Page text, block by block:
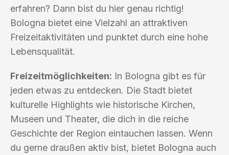
erfahren? Dann bist du hier genau richtig!
Bologna bietet eine Vielzahl an attraktiven
Freizeitaktivitäten und punktet durch eine hohe
Lebensqualität.
Freizeitmöglichkeiten: In Bologna gibt es für
jeden etwas zu entdecken. Die Stadt bietet
kulturelle Highlights wie historische Kirchen,
Museen und Theater, die dich in die reiche
Geschichte der Region eintauchen lassen. Wenn
du gerne draußen aktiv bist, bietet Bologna auch